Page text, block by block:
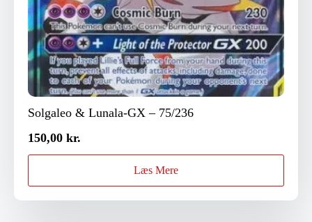
Solgaleo & Lunala-GX – 75/236
150,00 kr.
Læs Mere